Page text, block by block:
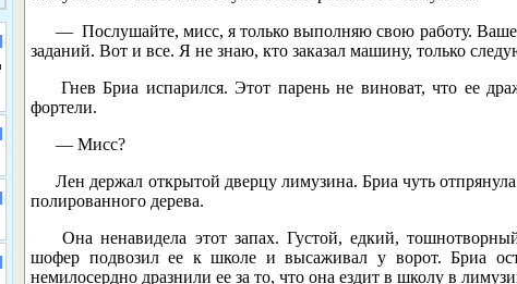
— Послушайте, мисс, я только выполняю свою работу.
заданий. Вот и все. Я не знаю, кто заказал машину, только
Гнев Бриа испарился. Этот парень не виноват, что ее
фортели.
— Мисс?
Лен держал открытой дверцу лимузина. Бриа чуть
полированного дерева.
Она ненавидела этот запах. Густой, едкий,
шофер подвозил ее к школе и высаживал у ворот. Бриа
немилосердно дразнили ее за то, что она ездит в школу в